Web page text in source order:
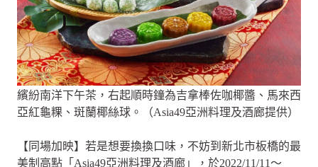
繽紛南洋下午茶，右起順時鐘為吉拿棒佐咖椰醬、馬來西
亞紅龜粿、斑蘭椰絲球。（Asia49亞洲料理及酒廊提供）
【同場加映】若是想要換換口味，不妨到新北市板橋的最
美制高點「Asia49亞洲料理及酒廊」，於2022/11/11～